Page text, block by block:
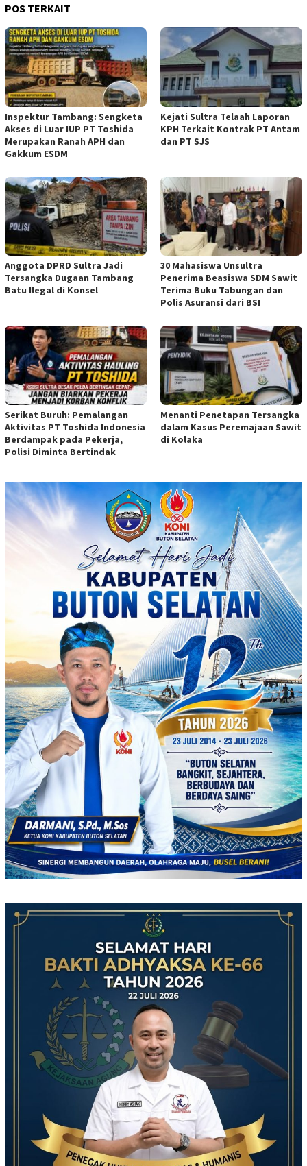
POS TERKAIT
Inspektur Tambang: Sengketa
Akses di Luar IUP PT Toshida
Merupakan Ranah APH dan
Gakkum ESDM
Kejati Sultra Telaah Laporan
KPH Terkait Kontrak PT Antam
dan PT SJS
Anggota DPRD Sultra Jadi
Tersangka Dugaan Tambang
Batu Ilegal di Konsel
30 Mahasiswa Unsultra
Penerima Beasiswa SDM Sawit
Terima Buku Tabungan dan
Polis Asuransi dari BSI
Serikat Buruh: Pemalangan
Aktivitas PT Toshida Indonesia
Berdampak pada Pekerja,
Polisi Diminta Bertindak
Menanti Penetapan Tersangka
dalam Kasus Peremajaan Sawit
di Kolaka